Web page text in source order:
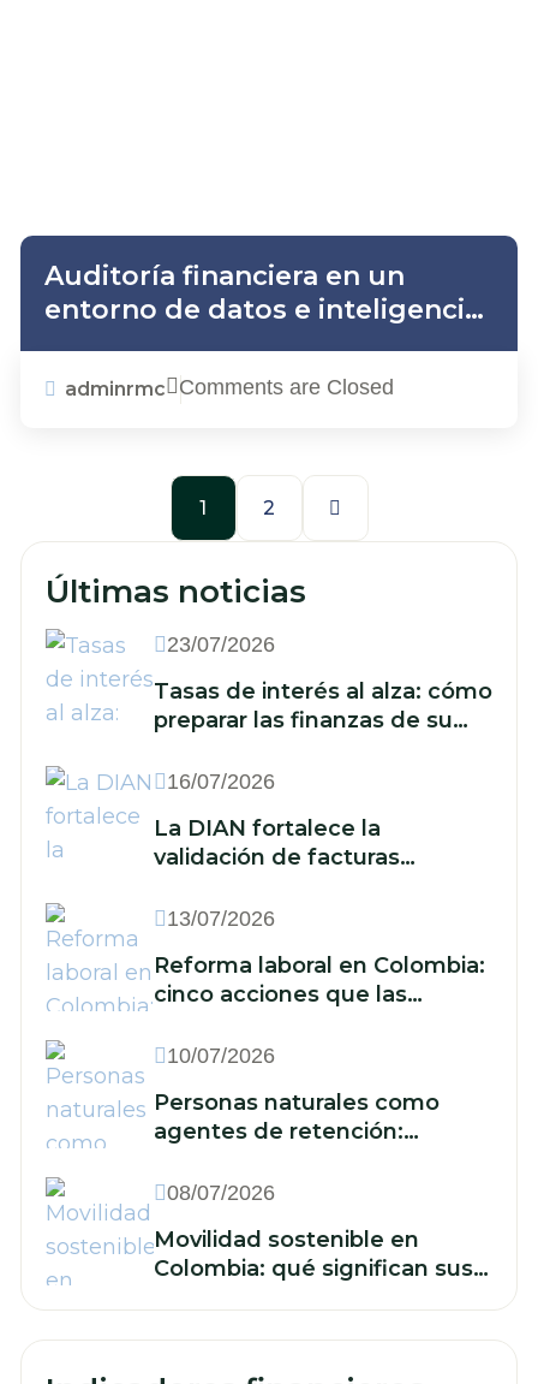
Auditoría financiera en un
entorno de datos e inteligencia
artificial
adminrmc Comments are Closed
1 2
Últimas noticias
23/07/2026
Tasas de interés al alza: cómo
preparar las finanzas de su
escenario económico
16/07/2026
La DIAN fortalece la
validación de facturas
para las empresas?
13/07/2026
Reforma laboral en Colombia:
cinco acciones que las
implementar frente a la
nuevos recargos
10/07/2026
Personas naturales como
agentes de retención:
deben hacer
08/07/2026
Movilidad sostenible en
Colombia: qué significan sus